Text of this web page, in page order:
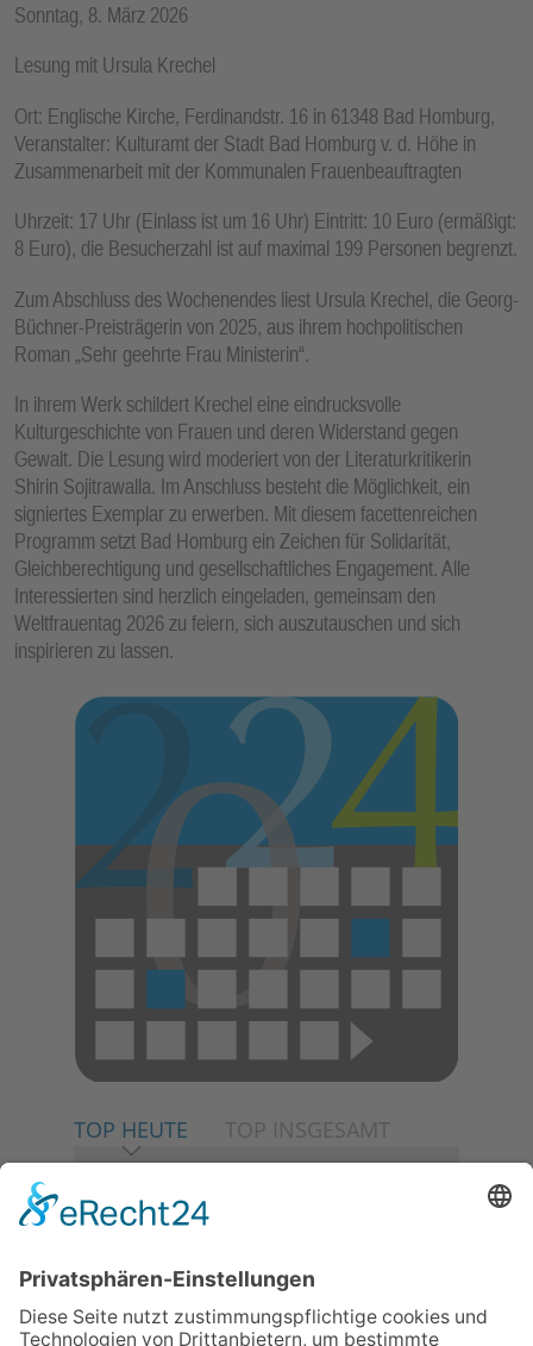
Sonntag, 8. März 2026
Lesung mit Ursula Krechel
Ort: Englische Kirche, Ferdinandstr. 16 in 61348 Bad Homburg,
Veranstalter: Kulturamt der Stadt Bad Homburg v. d. Höhe in
Zusammenarbeit mit der Kommunalen Frauenbeauftragten
Uhrzeit: 17 Uhr (Einlass ist um 16 Uhr) Eintritt: 10 Euro (ermäßigt:
8 Euro), die Besucherzahl ist auf maximal 199 Personen begrenzt.
Zum Abschluss des Wochenendes liest Ursula Krechel, die Georg-
Büchner-Preisträgerin von 2025, aus ihrem hochpolitischen
Roman „Sehr geehrte Frau Ministerin“.
In ihrem Werk schildert Krechel eine eindrucksvolle
Kulturgeschichte von Frauen und deren Widerstand gegen
Gewalt. Die Lesung wird moderiert von der Literaturkritikerin
Shirin Sojitrawalla. Im Anschluss besteht die Möglichkeit, ein
signiertes Exemplar zu erwerben. Mit diesem facettenreichen
Programm setzt Bad Homburg ein Zeichen für Solidarität,
Gleichberechtigung und gesellschaftliches Engagement. Alle
Interessierten sind herzlich eingeladen, gemeinsam den
Weltfrauentag 2026 zu feiern, sich auszutauschen und sich
inspirieren zu lassen.
TOP HEUTE TOP INSGESAMT
06.08.2026
Baustellenführung führt auch in
die Zukunft der Stadt